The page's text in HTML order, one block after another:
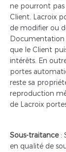
ne pourront pas
Client. Lacroix
de modifier ou
Documentation
que le Client
intérêts. En
portes
reste sa
reproduction
de Lacroix
Sous-traitance:
en qualité de